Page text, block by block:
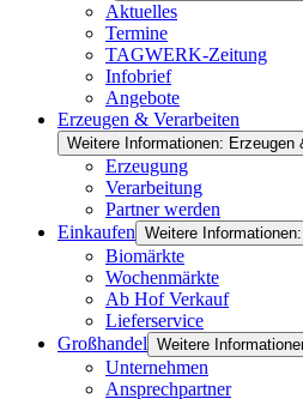
Aktuelles
Termine
TAGWERK-Zeitung
Infobrief
Angebote
Erzeugen & Verarbeiten
Weitere Informationen: Erzeugen
Erzeugung
Verarbeitung
Partner werden
Einkaufen Weitere
Biomärkte
Wochenmärkte
Ab Hof Verkauf
Lieferservice
Großhandel Weitere
Unternehmen
Ansprechpartner